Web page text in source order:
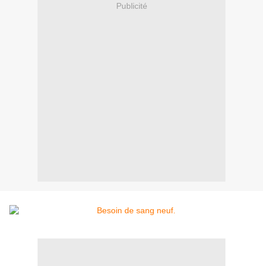
Publicité